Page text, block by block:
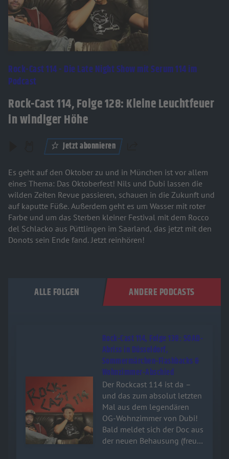
Rock-Cast 114 - Die Late Night Show mit Serum 114 im
Podcast
Rock-Cast 114, Folge 128: Kleine Leuchtfeuer
in windiger Höhe
Jetzt abonnieren
Es geht auf den Oktober zu und in München ist vor allem
eines Thema: Das Oktoberfest! Nils und Dubi lassen die
wilden Zeiten Revue passieren, schauen in die Zukunft und
auf kaputte Füße. Außerdem geht es um Wasser mit roter
Farbe und um das Sterben kleiner Festival mit dem Rocco
del Schlacko aus Püttlingen im Saarland, das jetzt mit den
Donots sein Ende fand. Jetzt reinhören!
ALLE FOLGEN ANDERE PODCASTS
Audiotitel - Rock-Cast 114, Folge 138: SOAD-Abriss in
Rock-Cast 114, Folge 138: SOAD-
Abriss in Düsseldorf,
Sommermärchen-Flashbacks &
Wohnzimmer-Abschied
Der Rockcast 114 ist da –
und das zum absolut letzten
Mal aus dem legendären
OG-Wohnzimmer von Dubi!
Bald meldet sich der Doc aus
der neuen Behausung (freut